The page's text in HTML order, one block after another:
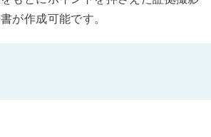
が作成可能です。